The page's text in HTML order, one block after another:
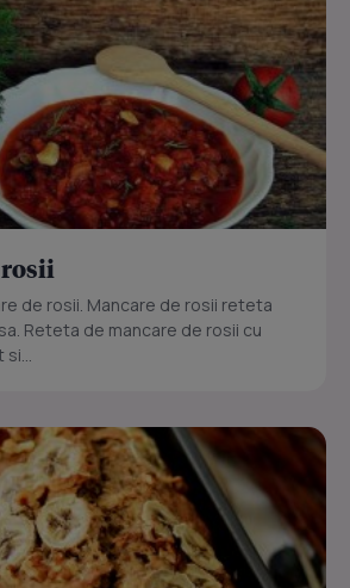
rosii
de rosii. Mancare de rosii reteta
Reteta de mancare de rosii cu